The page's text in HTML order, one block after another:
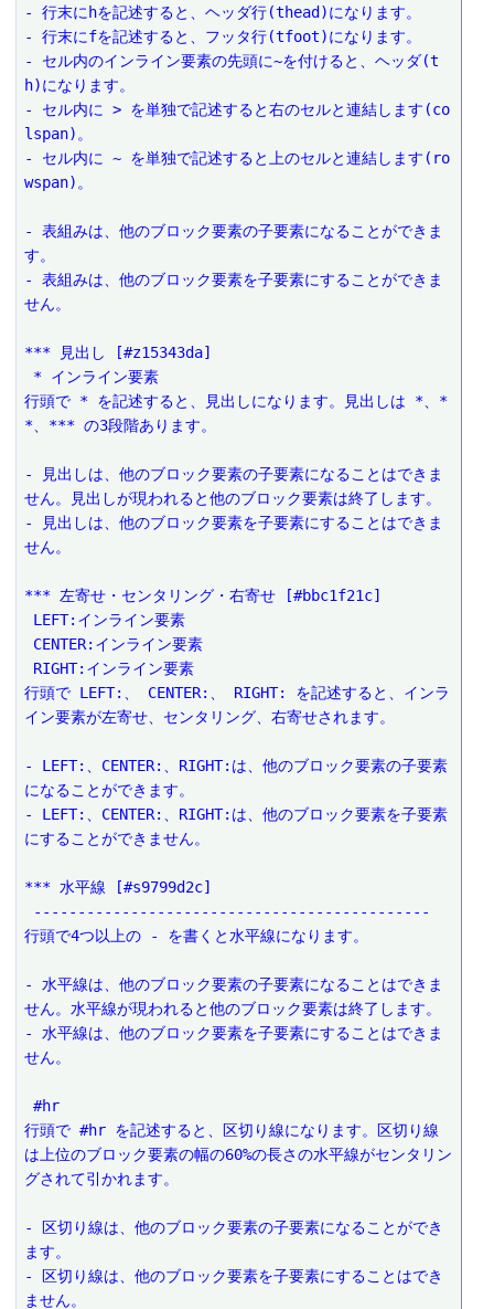
- 行末にhを記述すると、ヘッダ行(thead)になります。
- 行末にfを記述すると、フッタ行(tfoot)になります。
- セル内のインライン要素の先頭に~を付けると、ヘッダ(t
h)になります。
- セル内に > を単独で記述すると右のセルと連結します(co
lspan)。
- セル内に ~ を単独で記述すると上のセルと連結します(ro
wspan)。
- 表組みは、他のブロック要素の子要素になることができま
す。
- 表組みは、他のブロック要素を子要素にすることができま
せん。
*** 見出し [#z15343da]
* インライン要素
行頭で * を記述すると、見出しになります。見出しは *、*
*、*** の3段階あります。
- 見出しは、他のブロック要素の子要素になることはできま
せん。見出しが現われると他のブロック要素は終了します。
- 見出しは、他のブロック要素を子要素にすることはできま
せん。
*** 左寄せ・センタリング・右寄せ [#bbc1f21c]
LEFT:インライン要素
CENTER:インライン要素
RIGHT:インライン要素
行頭で LEFT:、 CENTER:、 RIGHT: を記述すると、インラ
イン要素が左寄せ、センタリング、右寄せされます。
- LEFT:、CENTER:、RIGHT:は、他のブロック要素の子要素
になることができます。
- LEFT:、CENTER:、RIGHT:は、他のブロック要素を子要素
にすることができません。
*** 水平線 [#s9799d2c]
---------------------------------------------
行頭で4つ以上の - を書くと水平線になります。
- 水平線は、他のブロック要素の子要素になることはできま
せん。水平線が現われると他のブロック要素は終了します。
- 水平線は、他のブロック要素を子要素にすることはできま
せん。
#hr
行頭で #hr を記述すると、区切り線になります。区切り線
は上位のブロック要素の幅の60%の長さの水平線がセンタリン
グされて引かれます。
- 区切り線は、他のブロック要素の子要素になることができ
ます。
- 区切り線は、他のブロック要素を子要素にすることはでき
ません。